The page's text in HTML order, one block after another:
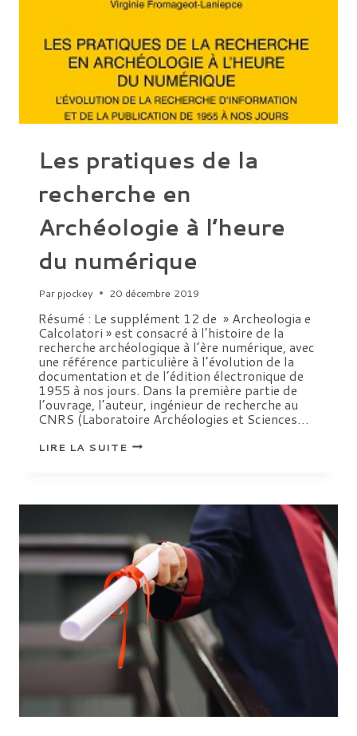
Les pratiques de la
recherche en
Archéologie à l’heure
du numérique
Par pjockey 20 décembre 2019
Résumé : Le supplément 12 de » Archeologia e
Calcolatori » est consacré à l’histoire de la
recherche archéologique à l’ère numérique, avec
une référence particulière à l’évolution de la
documentation et de l’édition électronique de
1955 à nos jours. Dans la première partie de
l’ouvrage, l’auteur, ingénieur de recherche au
CNRS (Laboratoire Archéologies et Sciences…
LIRE LA SUITELES
PRATIQUES
ARCHÉOLOGIE
L’HEURE
DU
NUMÉRIQUE